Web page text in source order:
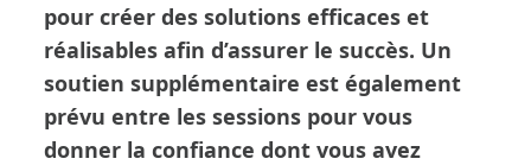
pour créer des solutions efficaces et
réalisables afin d’assurer le succès. Un
soutien supplémentaire est également
prévu entre les sessions pour vous
donner la confiance dont vous avez